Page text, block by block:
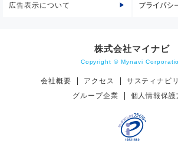
広告表示について プライバシ
株式会社マイナビ
Copyright © Mynavi
会社概要 アクセス サスティナビ
グループ企業
個人情報保護